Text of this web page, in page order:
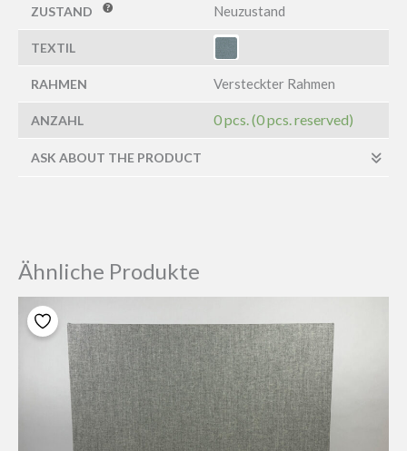
ZUSTAND Neuzustand
TEXTIL
RAHMEN Versteckter Rahmen
ANZAHL 0 pcs. (0 pcs. reserved)
ASK ABOUT THE PRODUCT
Ähnliche Produkte